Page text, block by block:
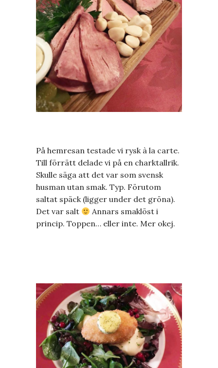
På hemresan testade vi rysk à la carte.
Till förrätt delade vi på en charktallrik.
Skulle säga att det var som svensk
husman utan smak. Typ. Förutom
saltat späck (ligger under det gröna).
Det var salt
Annars smaklöst i
princip. Toppen… eller inte. Mer okej.